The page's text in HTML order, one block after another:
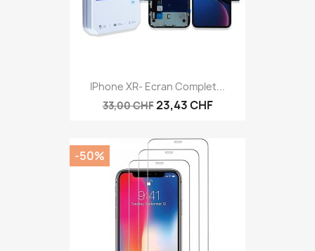
IPhone XR- Ecran Complet...
33,00 CHF23,43 CHF
-50%